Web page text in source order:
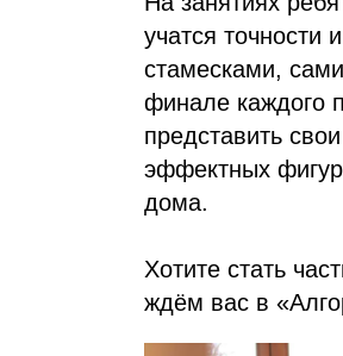
учатся точности
стамесками,
финале каждого
представить
эффектных
дома.
Хотите стать
ждём вас в